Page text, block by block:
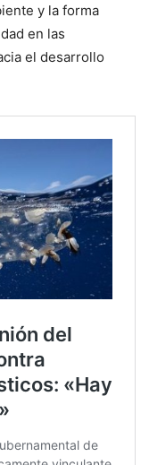
y la forma
en las
el desarrollo